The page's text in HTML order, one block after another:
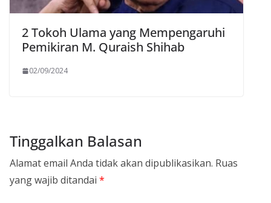
2 Tokoh Ulama yang Mempengaruhi
Pemikiran M. Quraish Shihab
02/09/2024
Tinggalkan Balasan
Alamat email Anda tidak akan dipublikasikan. Ruas
yang wajib ditandai *